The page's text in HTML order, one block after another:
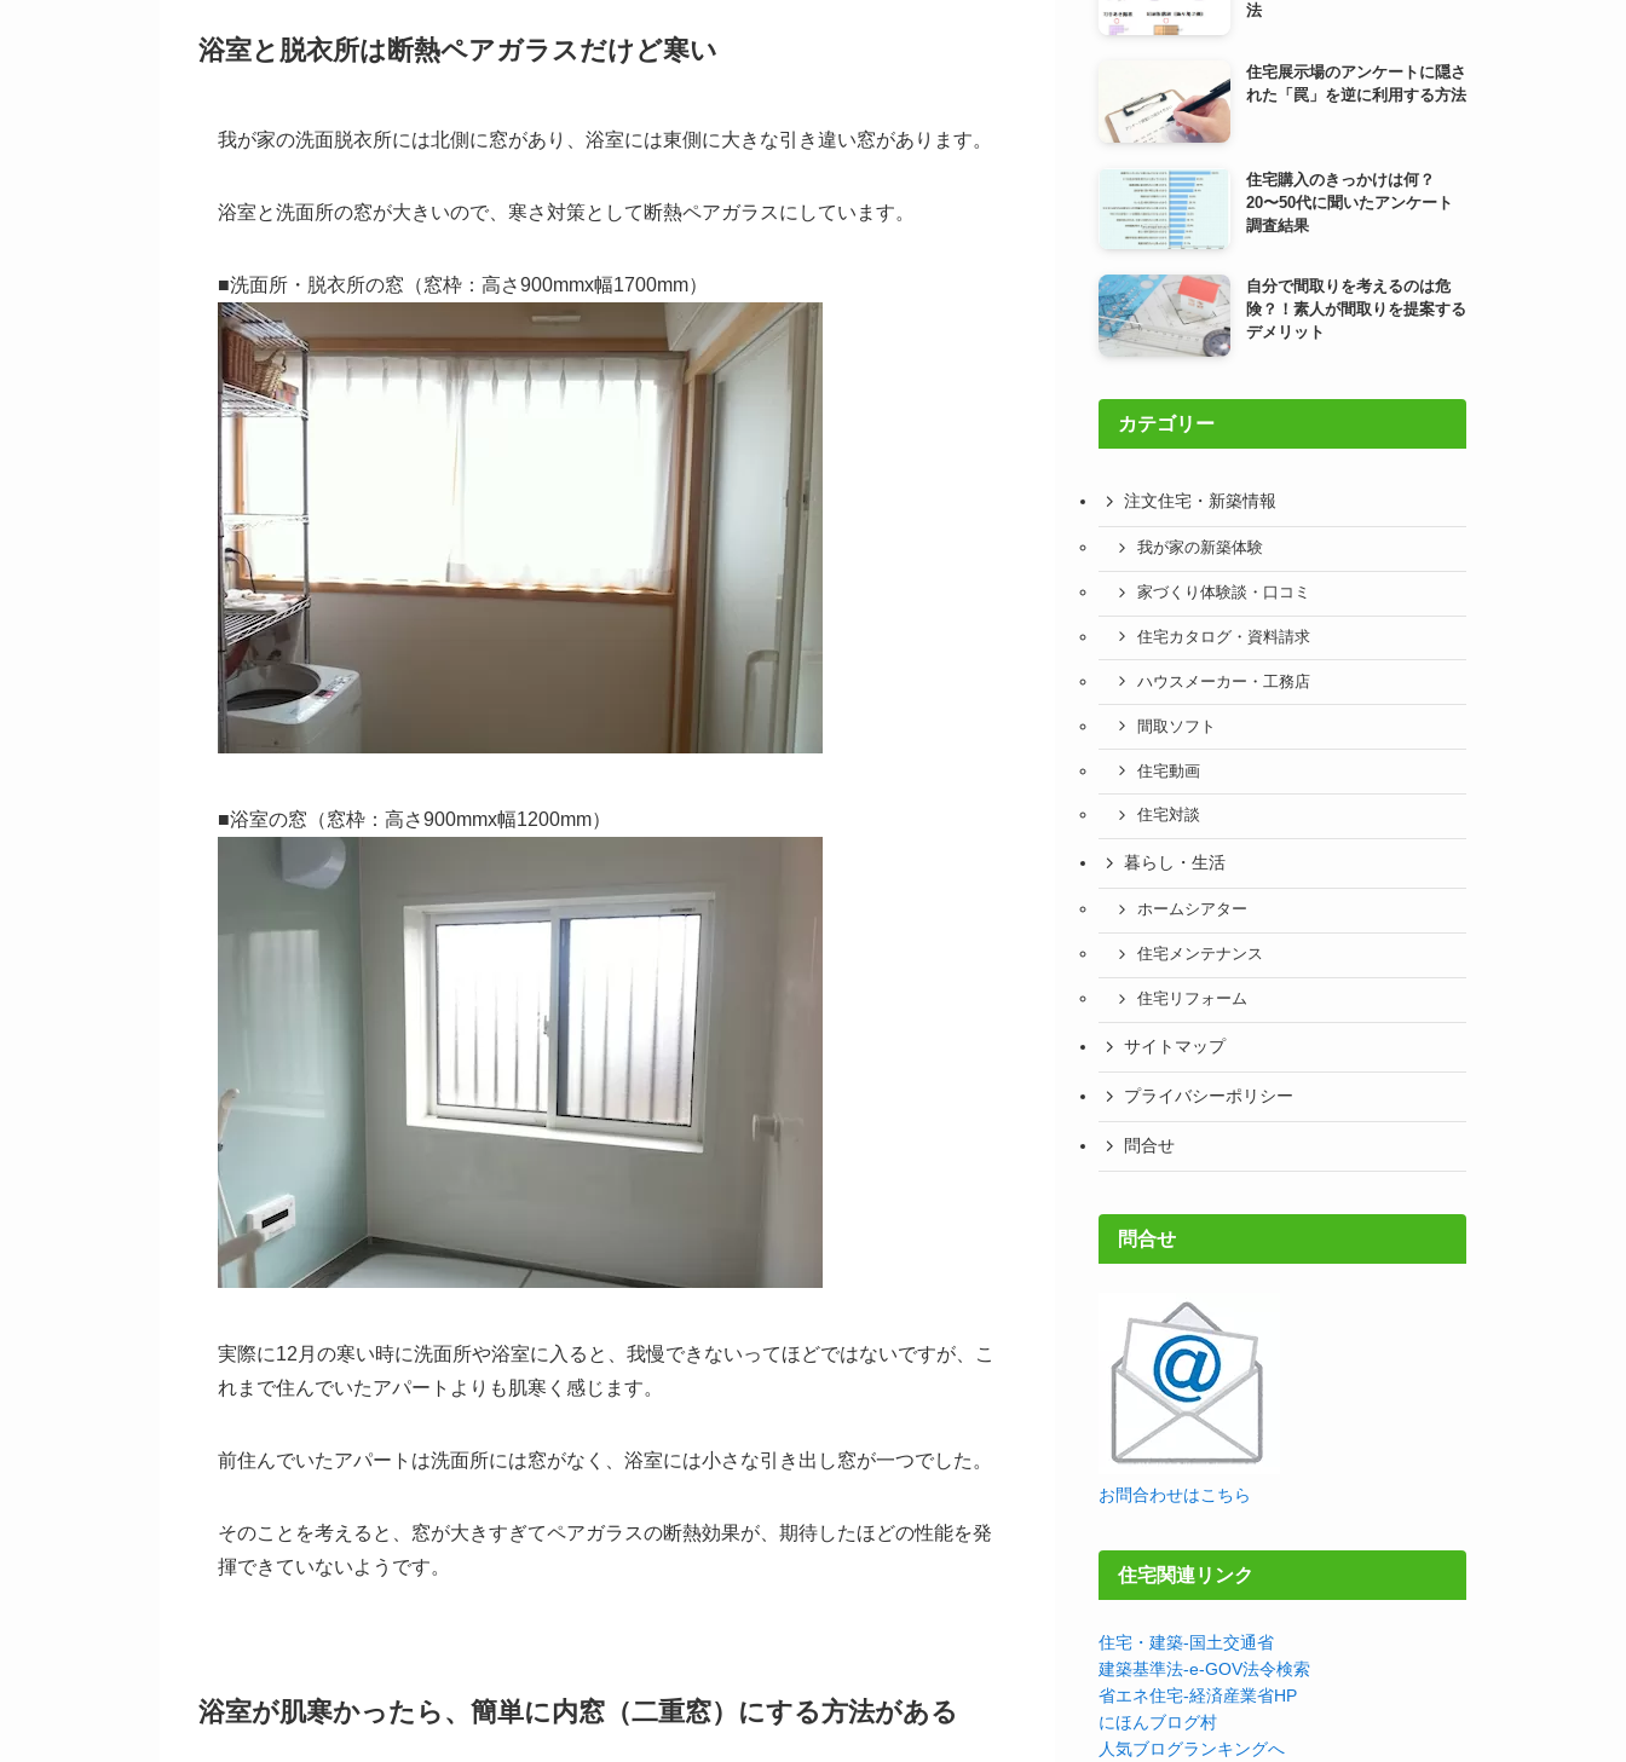
浴室と脱衣所は断熱ペアガラスだけど寒い
我が家の洗面脱衣所には北側に窓があり、浴室には東側に大きな引き違い窓があります。
浴室と洗面所の窓が大きいので、寒さ対策として断熱ペアガラスにしています。
■洗面所・脱衣所の窓（窓枠：高さ900mmx幅1700mm）
■浴室の窓（窓枠：高さ900mmx幅1200mm）
実際に12月の寒い時に洗面所や浴室に入ると、我慢できないってほどではないですが、こ
れまで住んでいたアパートよりも肌寒く感じます。
前住んでいたアパートは洗面所には窓がなく、浴室には小さな引き出し窓が一つでした。
そのことを考えると、窓が大きすぎてペアガラスの断熱効果が、期待したほどの性能を発
揮できていないようです。
浴室が肌寒かったら、簡単に内窓（二重窓）にする方法がある
法
住宅展示場のアンケートに隠さ
れた「罠」を逆に利用する方法
住宅購入のきっかけは何？
20〜50代に聞いたアンケート
調査結果
自分で間取りを考えるのは危
険？！素人が間取りを提案する
デメリット
カテゴリー
注文住宅・新築情報
我が家の新築体験
家づくり体験談・口コミ
住宅カタログ・資料請求
ハウスメーカー・工務店
間取ソフト
住宅動画
住宅対談
暮らし・生活
ホームシアター
住宅メンテナンス
住宅リフォーム
サイトマップ
プライバシーポリシー
問合せ
問合せ
お問合わせはこちら
住宅関連リンク
住宅・建築-国土交通省
建築基準法-e-GOV法令検索
省エネ住宅-経済産業省HP
にほんブログ村
人気ブログランキングへ